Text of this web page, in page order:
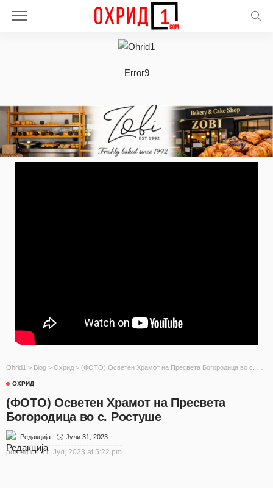
Error9
Ohrid1 > Blog > Охрид > (ФОТО) Осветен Храмот на Пресвета Богородица во с. Ростуше
ОХРИД
(ФОТО) Осветен Храмот на Пресвета
Богородица во с. Ростуше
Редакција Јули 31, 2023
posted on 31. Јул, 2023 at 5:22 pm